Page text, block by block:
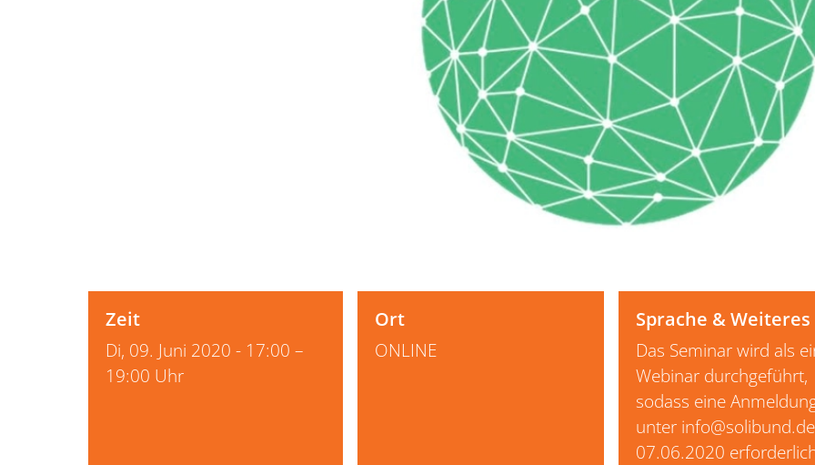
Zeit
Di, 09. Juni 2020 - 17:00 –
19:00 Uhr
Ort
ONLINE
Sprache & Weiteres
Das Seminar wird als
Webinar durchgeführt,
sodass eine
unter
07.06.2020